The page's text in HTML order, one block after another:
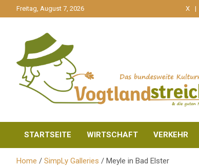
zum
Freitag, August 7, 2026 X
Vogtlandstreicher
STARTSEITE WIRTSCHAFT VERKEHR
Home SimpLy Galleries Meyle in Bad Elster